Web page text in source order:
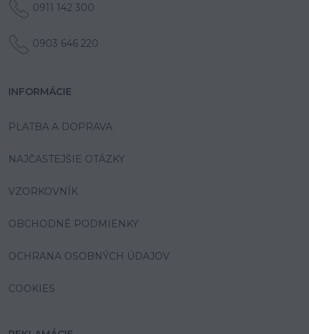
0911 142 300
0903 646 220
INFORMÁCIE
PLATBA A DOPRAVA
NAJČASTEJŠIE OTÁZKY
VZORKOVNÍK
OBCHODNÉ PODMIENKY
OCHRANA OSOBNÝCH ÚDAJOV
COOKIES